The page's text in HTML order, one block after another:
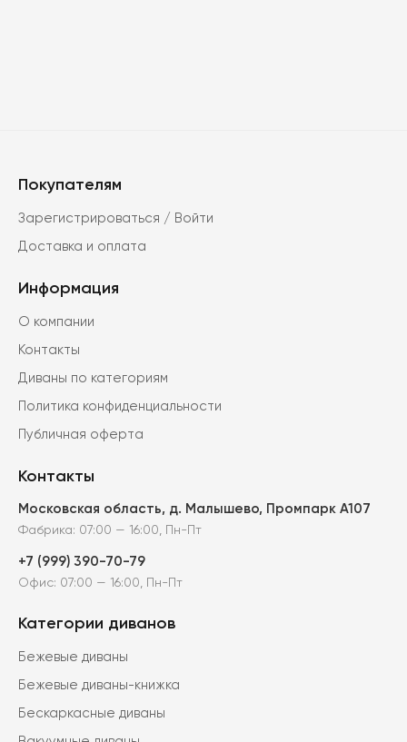
Покупателям
Зарегистрироваться / Войти
Доставка и оплата
Информация
О компании
Контакты
Диваны по категориям
Политика конфиденциальности
Публичная оферта
Контакты
Московская область, д. Малышево, Промпарк А107
Фабрика: 07:00 — 16:00, Пн-Пт
+7 (999) 390-70-79
Офис: 07:00 — 16:00, Пн-Пт
Категории диванов
Бежевые диваны
Бежевые диваны-книжка
Бескаркасные диваны